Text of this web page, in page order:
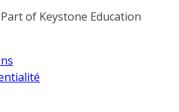
of Keystone Education